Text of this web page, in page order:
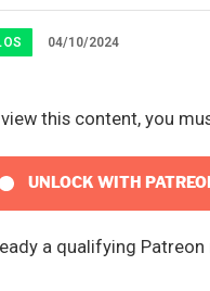
04/10/2024
this content, you
UNLOCK WITH
a qualifying Patreon